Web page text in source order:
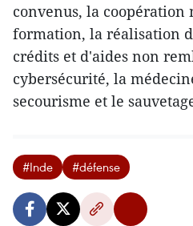
convenus, la
formation, la réalisation
crédits et d'aides non
cybersécurité, la
secourisme et le
#Inde #défense